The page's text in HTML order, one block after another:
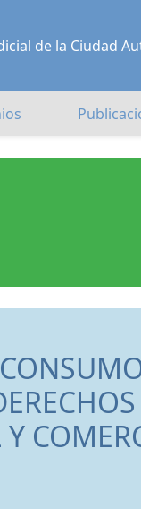
de la Ciudad